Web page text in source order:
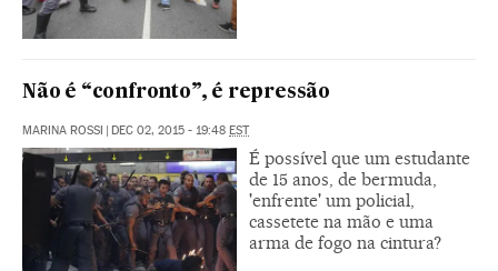
Não é “confronto”, é repressão
MARINA ROSSI DEC 02, 2015 - 19:48 EST
É possível que um estudante
de 15 anos, de bermuda,
'enfrente' um policial,
cassetete na mão e uma
arma de fogo na cintura?